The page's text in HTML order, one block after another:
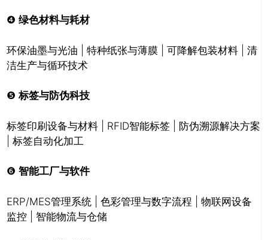
❹ 绿色材料与耗材
环保油墨与光油 | 特种纸张与薄膜 | 可降解包装材料 | 清
洁生产与循环技术
❺标签与防伪科技
标签印刷设备与材料 | RFID智能标签 | 防伪溯源解决方案
| 标签自动化加工
❻ 智能工厂与软件
ERP/MES管理系统 | 色彩管理与数字流程 | 物联网设备
监控 | 智能物流与仓储